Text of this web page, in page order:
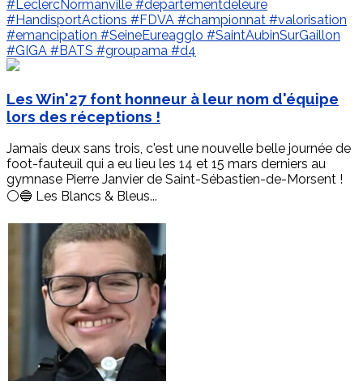
#LeclercNormanville #departementdeleure
#HandisportActions #FDVA #championnat #valorisation
#emancipation #SeineEureagglo #SaintAubinSurGaillon
#GIGA #BATS #groupama #d4
Les Win'27 font honneur à leur nom d'équipe
lors des réceptions !
Jamais deux sans trois, c'est une nouvelle belle journée de
foot-fauteuil qui a eu lieu les 14 et 15 mars derniers au
gymnase Pierre Janvier de Saint-Sébastien-de-Morsent !
⚪️🔵 Les Blancs & Bleus...